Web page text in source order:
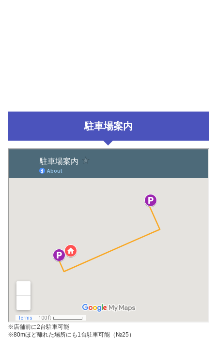
駐車場案内
※店舗前に2台駐車可能
※80mほど離れた場所にも1台駐車可能（№25）